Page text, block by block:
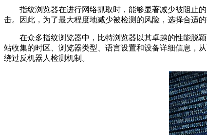
指纹浏览器在进行网络抓取时，能够显著减少被阻止的
击。因此，为了最大程度地减少被检测的风险，选择合适
在众多指纹浏览器中，比特浏览器以其卓越的性能脱颖
站收集的时区、浏览器类型、语言设置和设备详细信息，
绕过反机器人检测机制。